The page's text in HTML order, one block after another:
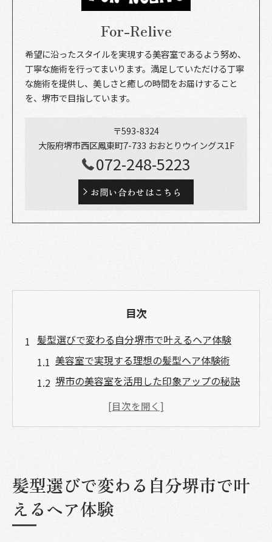
For-Relive
希望に沿ったスタイルを実現する美容室であるよう努め、
丁寧な施術を行ってまいります。満足していただける丁寧
な施術を提供し、美しさと癒しの時間をお届けすること
を、堺市で目指しています。
〒593-8324
大阪府堺市西区鳳東町7-733 おおとりウイングス1F
072-248-5223
お問い合わせはこちら
目次
髪型選びで変わる自分堺市で叶えるヘア体験
美容室で実現する理想の髪型ヘア体験術
堺市の美容室を活用した印象アップの秘訣
髪型選びで自分らしさを引き出すポイント
堺市の美容室でメンズにもおすすめの髪型探し
美容室で叶えるメンズ向け髪型の選び方
髪型選びで変わる自分堺市で叶
えるヘア体験